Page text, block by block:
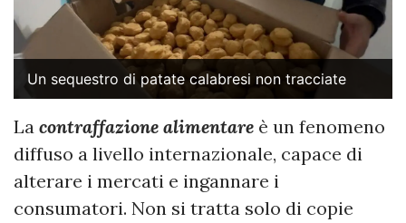
Un sequestro di patate calabresi non tracciate
La contraffazione alimentare è un fenomeno
diffuso a livello internazionale, capace di
alterare i mercati e ingannare i
consumatori. Non si tratta solo di copie